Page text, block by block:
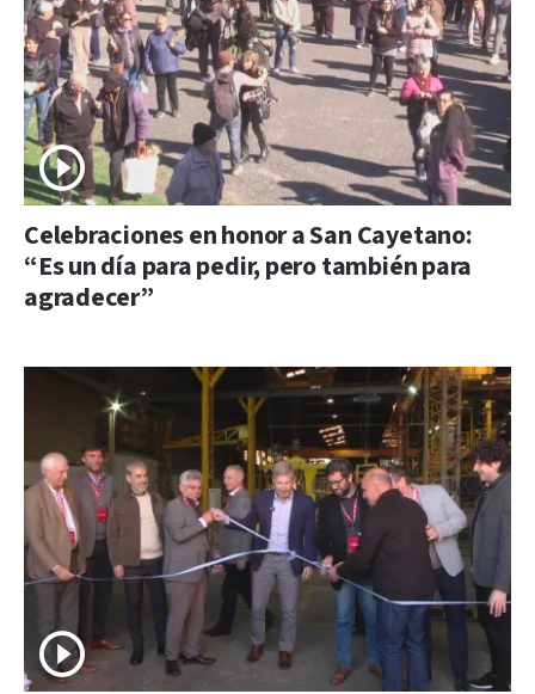
Celebraciones en honor a San Cayetano:
“Es un día para pedir, pero también para
agradecer”